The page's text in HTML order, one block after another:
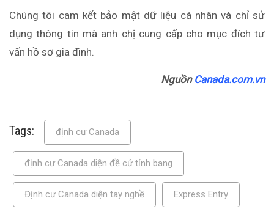
Chúng tôi cam kết bảo mật dữ liệu cá nhân và chỉ sử
dụng thông tin mà anh chị cung cấp cho mục đích tư
vấn hồ sơ gia đình.
Nguồn Canada.com.vn
Tags: định cư Canada
định cư Canada diện đề cử tỉnh bang
Định cư Canada diện tay nghề Express Entry